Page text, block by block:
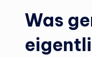
Was